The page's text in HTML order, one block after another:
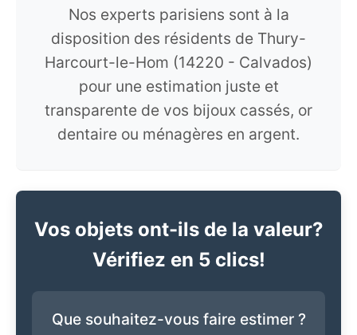
Nos experts parisiens sont à la
disposition des résidents de Thury-
Harcourt-le-Hom (14220 - Calvados)
pour une estimation juste et
transparente de vos bijoux cassés, or
dentaire ou ménagères en argent.
Vos objets ont-ils de la valeur?
Vérifiez en 5 clics!
Que souhaitez-vous faire estimer ?